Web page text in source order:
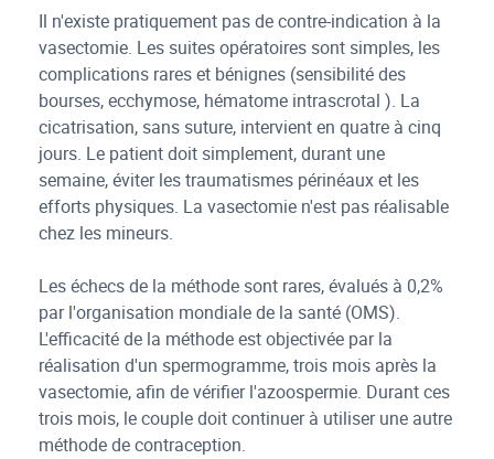
Il n'existe pratiquement pas de contre-indication à la
vasectomie. Les suites opératoires sont simples, les
complications rares et bénignes (sensibilité des
bourses, ecchymose, hématome intrascrotal ). La
cicatrisation, sans suture, intervient en quatre à cinq
jours. Le patient doit simplement, durant une
semaine, éviter les traumatismes périnéaux et les
efforts physiques. La vasectomie n'est pas réalisable
chez les mineurs.
Les échecs de la méthode sont rares, évalués à 0,2%
par l'organisation mondiale de la santé (OMS).
L'efficacité de la méthode est objectivée par la
réalisation d'un spermogramme, trois mois après la
vasectomie, afin de vérifier l'azoospermie. Durant ces
trois mois, le couple doit continuer à utiliser une autre
méthode de contraception.